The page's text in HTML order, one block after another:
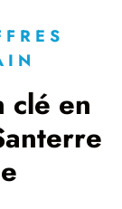
clé en